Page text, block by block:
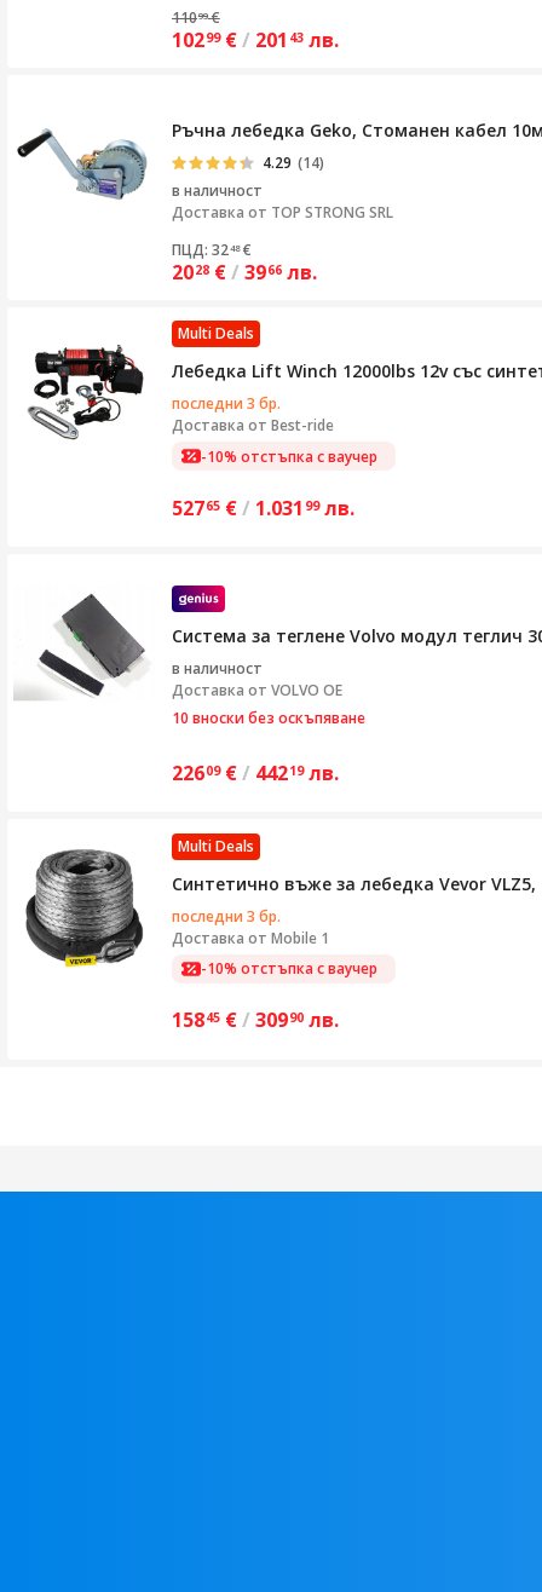
11099 €
10299 €/ 201 43 лв.
Ръчна лебедка Geko, Стоманен кабел
4.29 (14)
в наличност
Доставка от TOP STRONG SRL
ПЦД: 3248 €
2028 €/ 3966 лв.
Multi Deals
Лебедка Lift Winch 12000lbs 12v със
последни 3 бр.
Доставка от Best-ride
-10% отстъпка с ваучер
52765 €/ 1.031 99 лв.
Система за теглене Volvo модул теглич
в наличност
Доставка от VOLVO OE
10 вноски без оскъпяване
22609 €/ 44219 лв.
Multi Deals
Синтетично въже за лебедка Vevor
последни 3 бр.
Доставка от Mobile 1
-10% отстъпка с ваучер
15845 €/ 30990 лв.